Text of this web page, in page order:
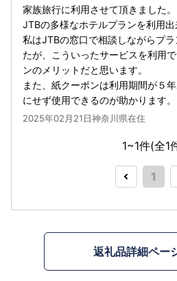
家族旅行に利用させて頂きました。
JTBの多様なホテルプランを利用出
私はJTBの窓口で相談しながらプ
たが、こういったサービスを利用
ンのメリットだと思います。
また、紙クーポンは利用期間が５
にせず使用できるのが助かります。
2025年02月21日神奈川県在住
1~1件(全1
1
返礼品詳細ペー